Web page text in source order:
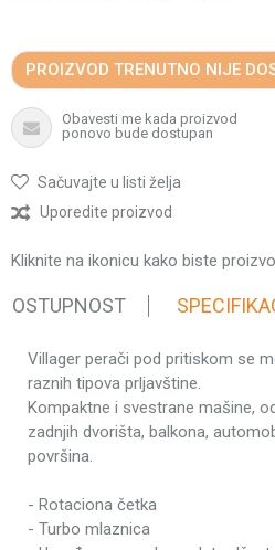
PROIZVOD TRENUTNO NIJE
Obavesti me kada proizvod
ponovo bude dostupan
Sačuvajte u listi želja
Uporedite proizvod
Kliknite na ikonicu kako biste
Karakteristika
Kategorija
Težina pakovanja
Brend
Tip elektromotora
Villager perači pod pritiskom se
raznih tipova prljavštine.
Kompaktne i svestrane mašine,
zadnjih dvorišta, balkona,
površina.
- Rotaciona četka
- Turbo mlaznica